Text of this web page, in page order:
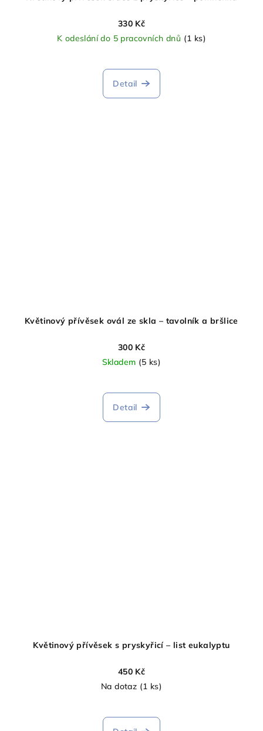
330 Kč
K odeslání do 5 pracovních dnů (1 ks)
Detail
Květinový přívěsek ovál ze skla – tavolník a bršlice
300 Kč
Skladem (5 ks)
Detail
Květinový přívěsek s pryskyřicí – list eukalyptu
450 Kč
Na dotaz (1 ks)